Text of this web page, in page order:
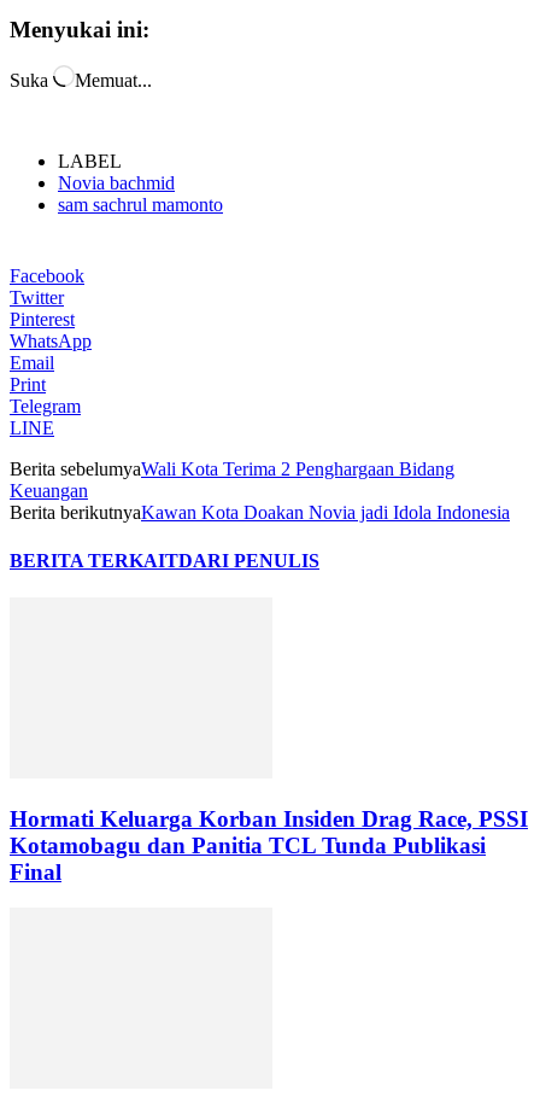
Menyukai ini:
Suka Memuat...
LABEL
Novia bachmid
sam sachrul mamonto
Facebook
Twitter
Pinterest
WhatsApp
Email
Print
Telegram
LINE
Berita sebelumyaWali Kota Terima 2 Penghargaan Bidang
Keuangan
Berita berikutnyaKawan Kota Doakan Novia jadi Idola Indonesia
BERITA TERKAITDARI PENULIS
Hormati Keluarga Korban Insiden Drag Race, PSSI
Kotamobagu dan Panitia TCL Tunda Publikasi
Final